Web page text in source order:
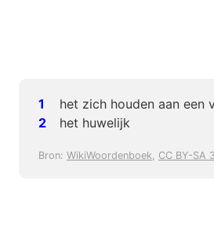
het zich houden aan een
het huwelijk
Bron: WikiWoordenboek, CC BY-SA